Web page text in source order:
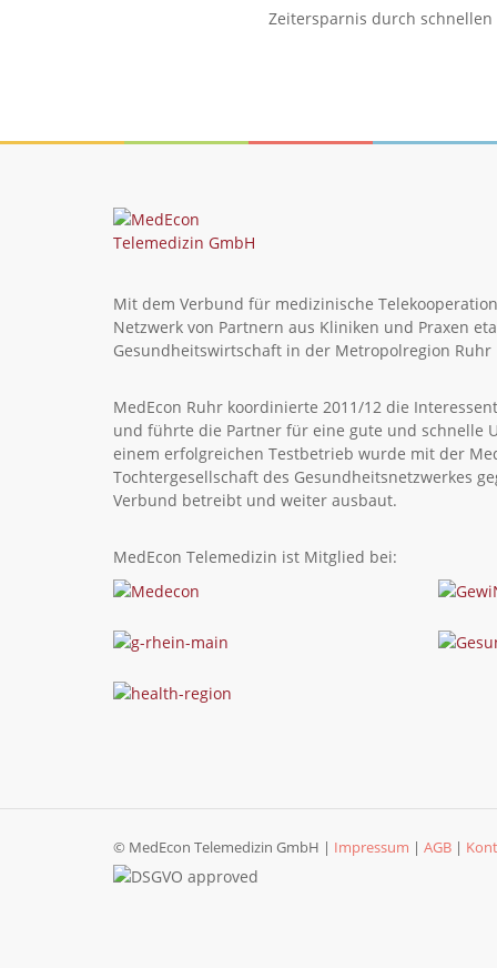
Zeitersparnis durch
Mit dem Verbund für medizinische
Netzwerk von Partnern aus Kliniken und Praxen
Gesundheitswirtschaft in der Metropolregion
MedEcon Ruhr koordinierte 2011/12 die
und führte die Partner für eine gute und schnelle
einem erfolgreichen Testbetrieb wurde mit der
Tochtergesellschaft des Gesundheitsnetzwerkes
Verbund betreibt und weiter ausbaut.
MedEcon Telemedizin ist Mitglied bei:
© MedEcon Telemedizin GmbH | Impressum | AGB |